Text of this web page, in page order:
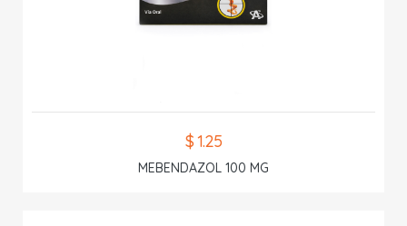
$ 1.25
MEBENDAZOL 100 MG